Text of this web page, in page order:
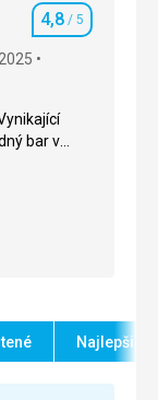
5,0/ 5
Hodnotenie
4,8 / 5
bar v
5,0/ 5
Najlepšie